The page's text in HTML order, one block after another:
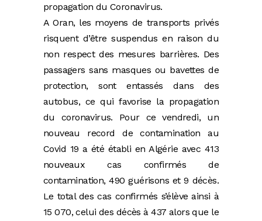
propagation du Coronavirus.
A Oran, les moyens de transports privés
risquent d’être suspendus en raison du
non respect des mesures barrières. Des
passagers sans masques ou bavettes de
protection, sont entassés dans des
autobus, ce qui favorise la propagation
du coronavirus. Pour ce vendredi, un
nouveau record de contamination au
Covid 19 a été établi en Algérie avec 413
nouveaux cas confirmés de
contamination, 490 guérisons et 9 décès.
Le total des cas confirmés s’élève ainsi à
15 070, celui des décès à 437 alors que le